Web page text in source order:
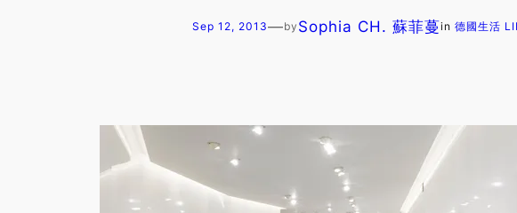
Sep 12, 2013—by Sophia CH. 蘇菲蔓in 德國生活